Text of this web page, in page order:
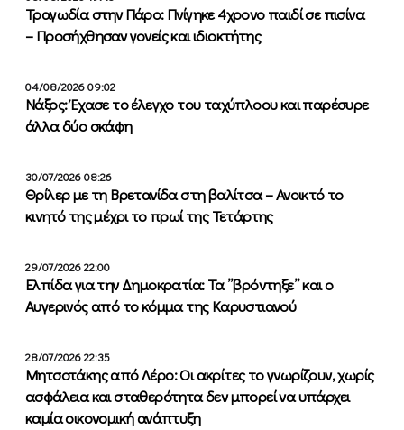
Τραγωδία στην Πάρο: Πνίγηκε 4χρονο παιδί σε πισίνα
– Προσήχθησαν γονείς και ιδιοκτήτης
04/08/2026 09:02
Νάξος: Έχασε το έλεγχο του ταχύπλοου και παρέσυρε
άλλα δύο σκάφη
30/07/2026 08:26
Θρίλερ με τη Βρετανίδα στη βαλίτσα – Ανοικτό το
κινητό της μέχρι το πρωί της Τετάρτης
29/07/2026 22:00
Ελπίδα για την Δημοκρατία: Τα ”βρόντηξε” και ο
Αυγερινός από το κόμμα της Καρυστιανού
28/07/2026 22:35
Μητσοτάκης από Λέρο: Οι ακρίτες το γνωρίζουν, χωρίς
ασφάλεια και σταθερότητα δεν μπορεί να υπάρχει
καμία οικονομική ανάπτυξη